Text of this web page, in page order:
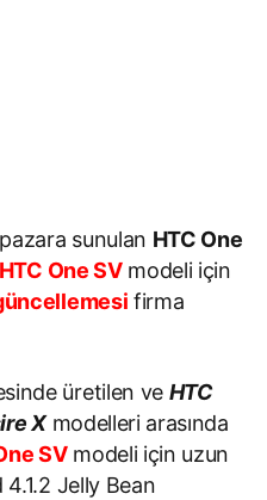
sunulan HTC One
HTC One SVmodeli için
firma
üretilen ve HTC
X modelleri arasında
SVmodeli için uzun
Jelly Bean